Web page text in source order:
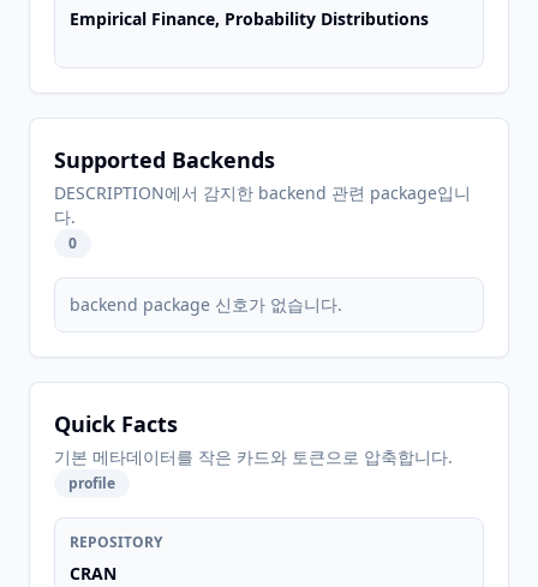
Empirical Finance, Probability Distributions
Supported Backends
DESCRIPTION에서 감지한 backend 관련 package입니
다.
0
backend package 신호가 없습니다.
Quick Facts
기본 메타데이터를 작은 카드와 토큰으로 압축합니다.
profile
REPOSITORY
CRAN